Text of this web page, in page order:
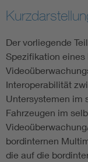
Cybersecurity in
DIN VDE 0100
Elektrofachkraft
Der vorliegende
Spezifikation eines
Interoperabilität
Untersystemen im
Fahrzeugen im
bordinternen
die auf die